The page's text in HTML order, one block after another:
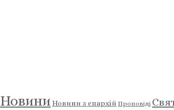
Новини Новини з єпархій Проповіді